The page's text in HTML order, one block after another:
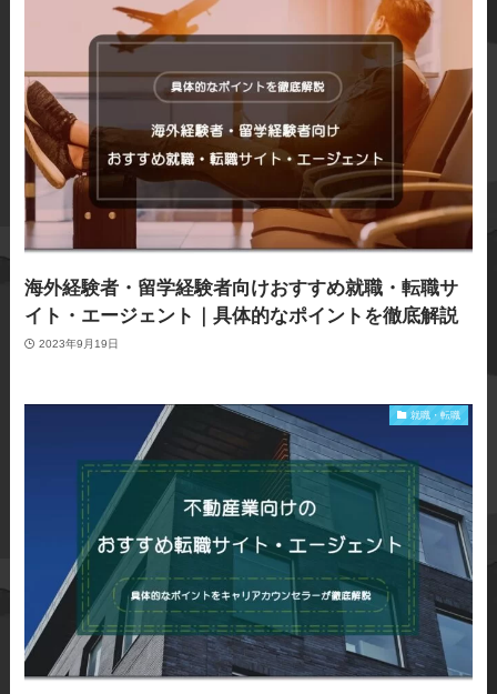
海外経験者・留学経験者向けおすすめ就職・転職サ
イト・エージェント｜具体的なポイントを徹底解説
2023年9月19日
就職・転職